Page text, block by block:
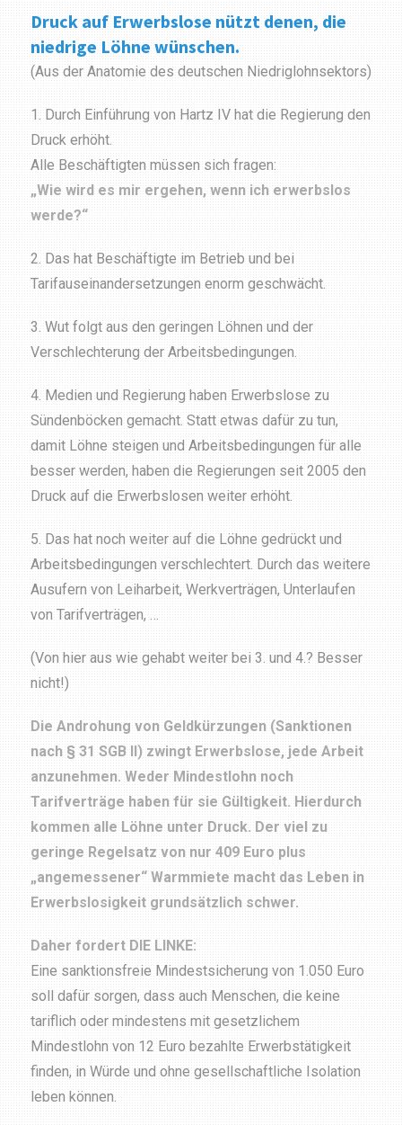
Druck auf Erwerbslose nützt denen, die
niedrige Löhne wünschen.
(Aus der Anatomie des deutschen Niedriglohnsektors)
1. Durch Einführung von Hartz IV hat die Regierung den
Druck erhöht.
Alle Beschäftigten müssen sich fragen:
„Wie wird es mir ergehen, wenn ich erwerbslos
werde?“
2. Das hat Beschäftigte im Betrieb und bei
Tarifauseinander­setzungen enorm geschwächt.
3. Wut folgt aus den geringen Löhnen und der
Verschlechterung der Arbeitsbedingungen.
4. Medien und Regierung haben Erwerbslose zu
Sündenböcken gemacht. Statt etwas dafür zu tun,
damit Löhne steigen und Arbeits­bedingungen für alle
besser werden, haben die Regierungen seit 2005 den
Druck auf die Erwerbslosen weiter erhöht.
5. Das hat noch weiter auf die Löhne gedrückt und
Arbeits­bedin­gun­gen verschlechtert. Durch das weitere
Ausufern von Leiharbeit, Werkverträgen, Unterlaufen
von Tarifverträgen, …
(Von hier aus wie gehabt weiter bei 3. und 4.? Besser
nicht!)
Die Androhung von Geldkürzungen (Sanktionen
nach § 31 SGB II) zwingt Erwerbslose, jede Arbeit
anzunehmen. Weder Mindestlohn noch
Tarifverträge haben für sie Gültigkeit. Hierdurch
kommen alle Löhne unter Druck. Der viel zu
geringe Regelsatz von nur 409 Euro plus
„angemessener“ Warmmiete macht das Leben in
Erwerbslosigkeit grundsätzlich schwer.
Daher fordert DIE LINKE:
Eine sanktionsfreie Mindestsicherung von 1.050 Euro
soll dafür sorgen, dass auch Menschen, die keine
tariflich oder mindestens mit gesetzlichem
Mindestlohn von 12 Euro bezahlte Erwerbstätigkeit
finden, in Würde und ohne gesellschaftliche Isolation
leben können.